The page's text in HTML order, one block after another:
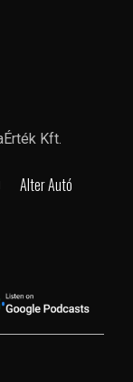
Kft.
Alter Autó